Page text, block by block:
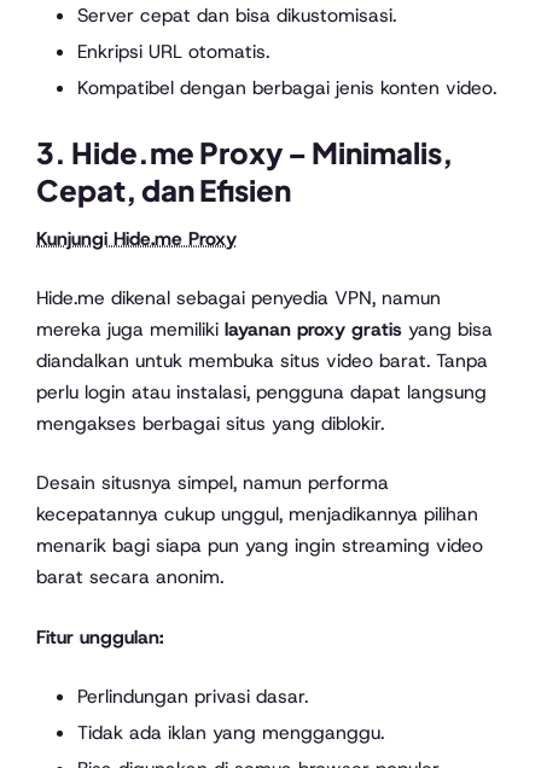
Server cepat dan bisa dikustomisasi.
Enkripsi URL otomatis.
Kompatibel dengan berbagai jenis konten video.
3. Hide.me Proxy – Minimalis,
Cepat, dan Efisien
Kunjungi Hide.me Proxy
Hide.me dikenal sebagai penyedia VPN, namun
mereka juga memiliki layanan proxy gratis yang bisa
diandalkan untuk membuka situs video barat. Tanpa
perlu login atau instalasi, pengguna dapat langsung
mengakses berbagai situs yang diblokir.
Desain situsnya simpel, namun performa
kecepatannya cukup unggul, menjadikannya pilihan
menarik bagi siapa pun yang ingin streaming video
barat secara anonim.
Fitur unggulan:
Perlindungan privasi dasar.
Tidak ada iklan yang mengganggu.